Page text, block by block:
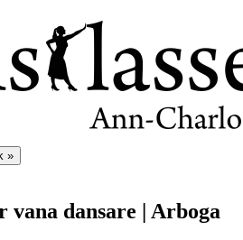
»
dansare | Arboga